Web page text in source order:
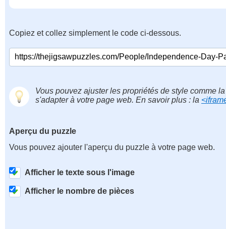
Copiez et collez simplement le code ci-dessous.
Vous pouvez ajuster les propriétés de style comme
s'adapter à votre page web. En savoir plus : la
Aperçu du puzzle
Vous pouvez ajouter l'aperçu du puzzle à votre page web.
Afficher le texte sous l'image
Afficher le nombre de pièces